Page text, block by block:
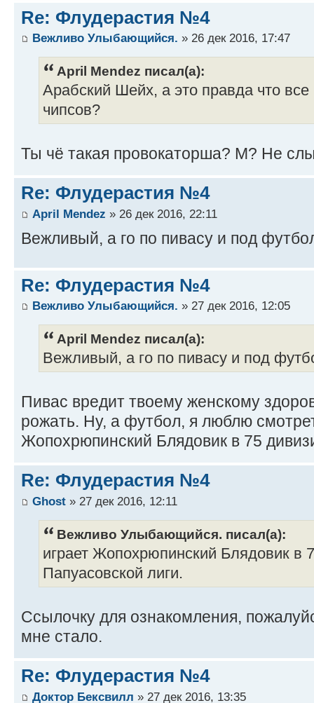
Re: Флудерастия №4
Вежливо Улыбающийся. » 26 дек 2016, 17:47
April Mendez писал(а):
Арабский Шейх, а это правда что все
чипсов?
Ты чё такая провокаторша? М? Не
Re: Флудерастия №4
April Mendez » 26 дек 2016, 22:11
Вежливый, а го по пивасу и под
Re: Флудерастия №4
Вежливо Улыбающийся. » 27 дек 2016, 12:05
April Mendez писал(а):
Вежливый, а го по пивасу и под
Пивас вредит твоему женскому
рожать. Ну, а футбол, я люблю
Жопохрюпинский Блядовик в 75
Re: Флудерастия №4
Ghost » 27 дек 2016, 12:11
Вежливо Улыбающийся. писал(а):
играет Жопохрюпинский Блядовик в
Папуасовской лиги.
Ссылочку для ознакомления,
мне стало.
Re: Флудерастия №4
Доктор Бексвилл » 27 дек 2016, 13:35